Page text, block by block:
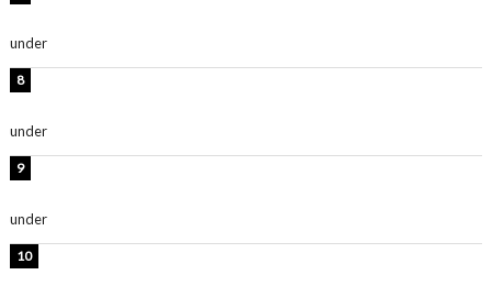
under
under
under